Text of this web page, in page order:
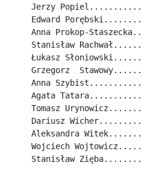
Jerzy
Edward
Anna Prokop-
Stanisław
Łukasz
Grzegorz
Anna
Agata
Tomasz
Dariusz
Aleksandra
Wojciech
Stanisław